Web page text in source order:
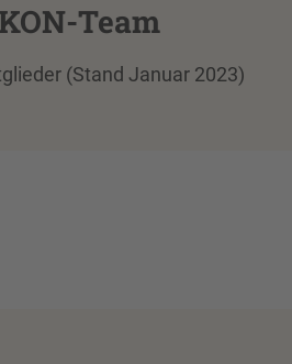
Team
(Stand Januar 2023)